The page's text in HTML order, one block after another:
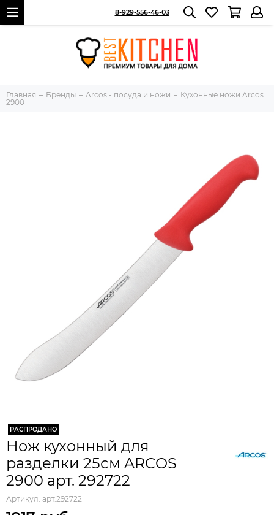
8-929-556-46-03
Главная Бренды Arcos - посуда и ножи
Кухонные ножи Arcos
2900
РАСПРОДАНО
Нож кухонный для
разделки 25см ARCOS
2900 арт. 292722
Артикул: арт.292722